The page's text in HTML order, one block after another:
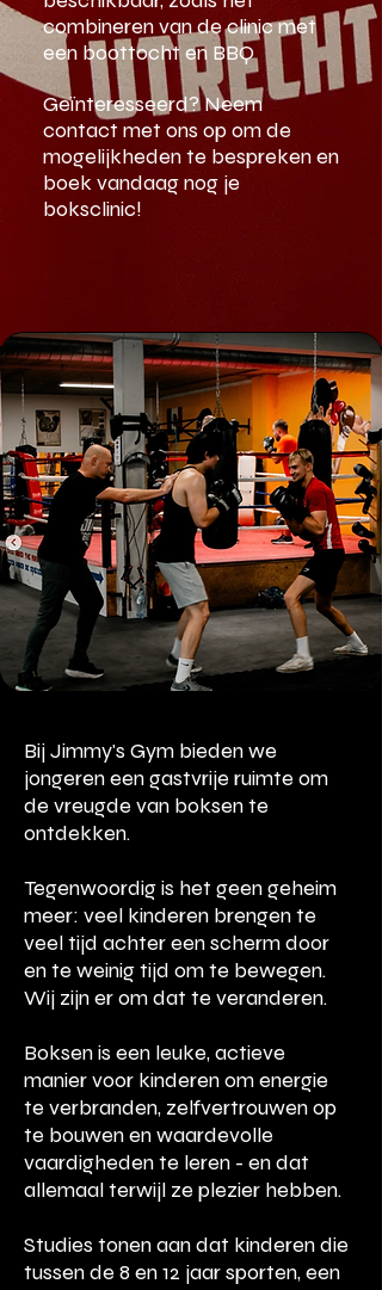
combineren van de clinic met
een boottocht en BBQ
Geïnteresseerd? Neem
contact met ons op om de
mogelijkheden te bespreken en
boek vandaag nog je
boksclinic!
Bij Jimmy's Gym bieden we
jongeren een gastvrije ruimte om
de vreugde van boksen te
ontdekken.
Tegenwoordig is het geen geheim
meer: veel kinderen brengen te
veel tijd achter een scherm door
en te weinig tijd om te bewegen.
Wij zijn er om dat te veranderen.
Boksen is een leuke, actieve
manier voor kinderen om energie
te verbranden, zelfvertrouwen op
te bouwen en waardevolle
vaardigheden te leren - en dat
allemaal terwijl ze plezier hebben.
Studies tonen aan dat kinderen die
tussen de 8 en 12 jaar sporten, een